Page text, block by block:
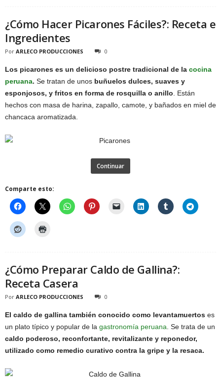
¿Cómo Hacer Picarones Fáciles?: Receta e
Ingredientes
Por ARLECO PRODUCCIONES 0
Los picarones es un delicioso postre tradicional de la cocina
peruana. Se tratan de unos buñuelos dulces, suaves y
esponjosos, y fritos en forma de rosquilla o anillo . Están
hechos con masa de harina, zapallo, camote, y bañados en miel de
chancaca aromatizada.
Continuar
Comparte esto:
¿Cómo Preparar Caldo de Gallina?:
Receta Casera
Por ARLECO PRODUCCIONES 0
El caldo de gallina también conocido como levantamuertos es
un plato típico y popular de la gastronomía peruana . Se trata de un
caldo poderoso, reconfortante, revitalizante y reponedor,
utilizado como remedio curativo contra la gripe y la resaca.